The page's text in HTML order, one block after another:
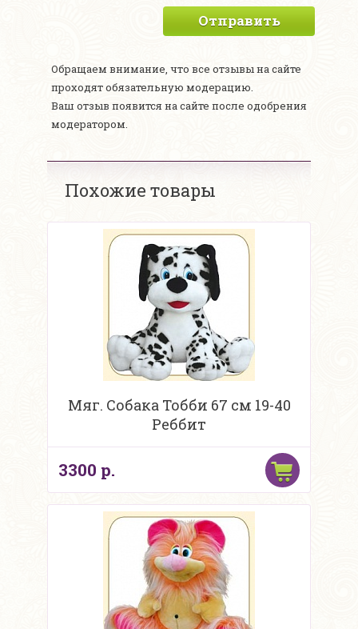
Отправить
Обращаем внимание, что все отзывы на сайте
проходят обязательную модерацию.
Ваш отзыв появится на сайте после одобрения
модератором.
Похожие товары
Мяг. Собака Тобби 67 см 19-40
Реббит
3300 р.